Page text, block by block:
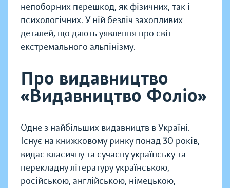
непоборних перешкод, як фізичних, так і
психологічних. У ній безліч захопливих
деталей, що дають уявлення про світ
екстремального альпінізму.
Про видавництво
«Видавництво Фоліо»
Одне з найбільших видавництв в Україні.
Існує на книжковому ринку понад 30 років,
видає класичну та сучасну українську та
перекладну літературу українською,
російською, англійською, німецькою,